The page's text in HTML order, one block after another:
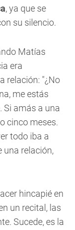
, ya que se
su silencio.
Matías
era
relación: "¿No
me estás
Si amás a una
cinco meses.
todo iba a
una relación,
hincapié en
un recital, las
Sucede, es la